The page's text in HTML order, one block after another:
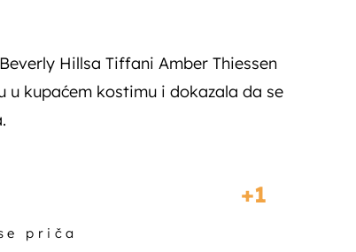
Hillsa Tiffani Amber Thiessen
u kupaćem kostimu i dokazala da se
1
priča